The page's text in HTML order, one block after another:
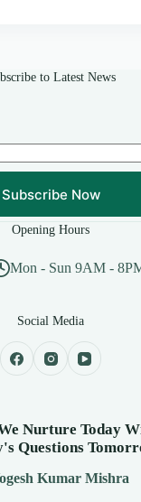
to Latest News
Subscribe Now
Opening Hours
Mon - Sun 9AM -
Social Media
Nurture Today
Questions
Kumar Mishra